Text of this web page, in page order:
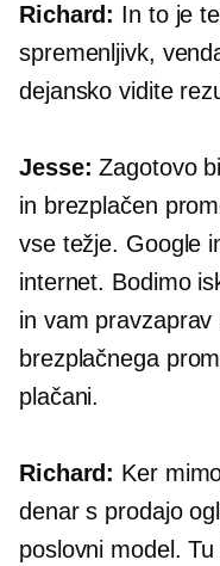
Richard: In to je
spremenljivk,
dejansko vidite
Jesse: Zagotovo
in brezplačen
vse težje. Google
internet. Bodimo
in vam pravzaprav
brezplačnega
plačani.
Richard: Ker
denar s prodajo
poslovni model.